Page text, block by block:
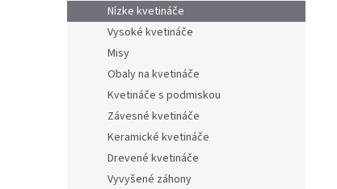
Nízke kvetináče
Vysoké kvetináče
Misy
Obaly na kvetináče
Kvetináče s podmiskou
Závesné kvetináče
Keramické kvetináče
Drevené kvetináče
Vyvyšené záhony